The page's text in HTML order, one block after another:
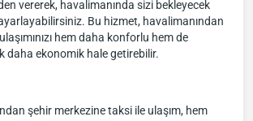
vererek, havalimanında sizi bekleyecek
Bu hizmet, havalimanından
hem daha konforlu hem de
daha ekonomik hale getirebilir.
şehir merkezine taksi ile ulaşım, hem